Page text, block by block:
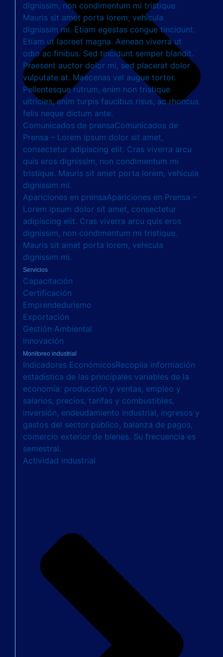
dignissim, non condimentum mi tristique.
Mauris sit amet porta lorem, vehicula
dignissim mi. Etiam egestas congue tincidunt.
Etiam ut laoreet magna. Aenean viverra ut
odio ac finibus. Sed tincidunt semper blandit.
Praesent auctor dolor mi, sed placerat dolor
vulputate at. Maecenas vel augue tortor.
Pellentesque rutrum, enim non tristique
ultricies, enim turpis faucibus risus, ac rhoncus
felis neque dictum ante.
Comunicados de prensaComunicados de
Prensa – Lorem ipsum dolor sit amet,
consectetur adipiscing elit. Cras viverra arcu
quis eros dignissim, non condimentum mi
tristique. Mauris sit amet porta lorem, vehicula
dignissim mi.
Apariciones en prensaApariciones en Prensa –
Lorem ipsum dolor sit amet, consectetur
adipiscing elit. Cras viverra arcu quis eros
dignissim, non condimentum mi tristique.
Mauris sit amet porta lorem, vehicula
dignissim mi.
Servicios
Capacitación
Certificación
Emprendedurismo
Exportación
Gestión Ambiental
Innovación
Monitoreo industrial
Indicadores EconómicosRecopila información
estadística de las principales variables de la
economía: producción y ventas, empleo y
salarios, precios, tarifas y combustibles,
inversión, endeudamiento industrial, ingresos y
gastos del sector público, balanza de pagos,
comercio exterior de bienes. Su frecuencia es
semestral.
Actividad industrial